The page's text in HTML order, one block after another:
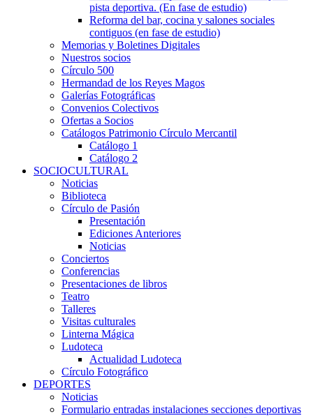
pista deportiva. (En fase de estudio)
Reforma del bar, cocina y salones sociales
contiguos (en fase de estudio)
Memorias y Boletines Digitales
Nuestros socios
Círculo 500
Hermandad de los Reyes Magos
Galerías Fotográficas
Convenios Colectivos
Ofertas a Socios
Catálogos Patrimonio Círculo Mercantil
Catálogo 1
Catálogo 2
SOCIOCULTURAL
Noticias
Biblioteca
Círculo de Pasión
Presentación
Ediciones Anteriores
Noticias
Conciertos
Conferencias
Presentaciones de libros
Teatro
Talleres
Visitas culturales
Linterna Mágica
Ludoteca
Actualidad Ludoteca
Círculo Fotográfico
DEPORTES
Noticias
Formulario entradas instalaciones secciones deportivas